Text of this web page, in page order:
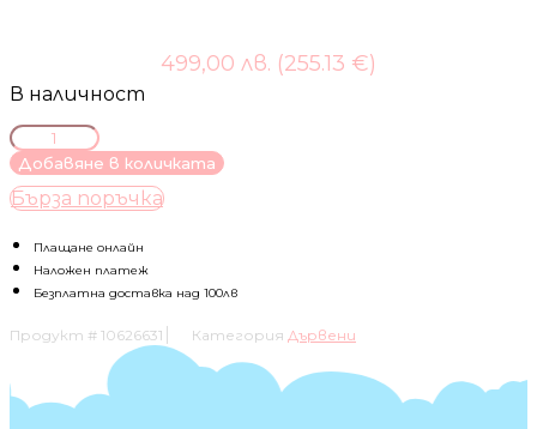
499,00 лв. (255.13 €)
В наличност
количество
за
Foppapedretti-
еволюционен
за
хранене
Tiramisu
Добавяне в количката
Бърза поръчка
Плащане онлайн
Наложен платеж
Безплатна доставка над 100лв
Продукт # 10626631 Категория Дървени